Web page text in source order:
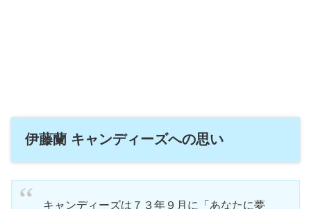
伊藤蘭 キャンディーズへの思い
キャンディーズは７３年９月に「あなたに夢